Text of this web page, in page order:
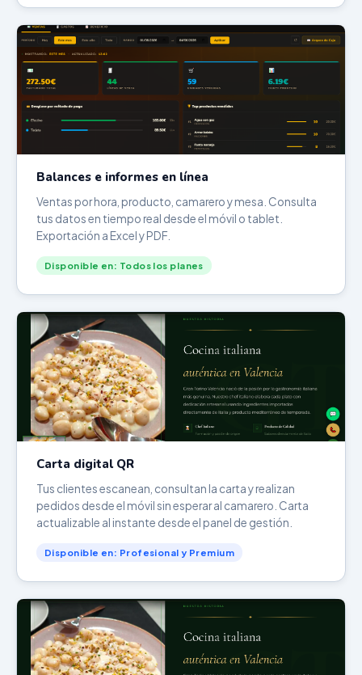
Balances e informes en línea
Ventas por hora, producto, camarero y mesa. Consulta
tus datos en tiempo real desde el móvil o tablet.
Exportación a Excel y PDF.
Disponible en: Todos los planes
Carta digital QR
Tus clientes escanean, consultan la carta y realizan
pedidos desde el móvil sin esperar al camarero. Carta
actualizable al instante desde el panel de gestión.
Disponible en: Profesional y Premium